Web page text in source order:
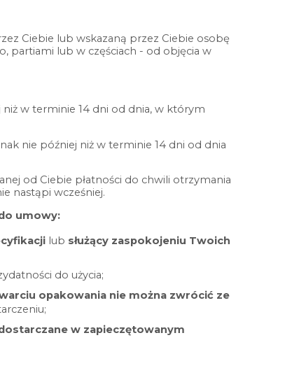
Ciebie lub wskazaną przez Ciebie osobę
partiami lub w częściach - od objęcia w
niż w terminie 14 dni od dnia, w którym
nie później niż w terminie 14 dni od dnia
od Ciebie płatności do chwili otrzymania
nastąpi wcześniej.
umowy:
lub służący zaspokojeniu Twoich
do użycia;
opakowania nie można zwrócić ze
w zapieczętowanym